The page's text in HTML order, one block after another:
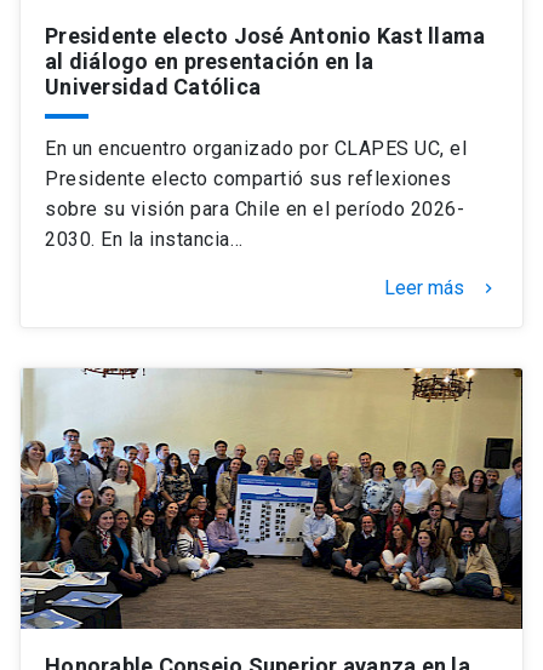
Presidente electo José Antonio Kast llama
al diálogo en presentación en la
Universidad Católica
En un encuentro organizado por CLAPES UC, el
Presidente electo compartió sus reflexiones
sobre su visión para Chile en el período 2026-
2030. En la instancia…
Leer más keyboard_arrow_right